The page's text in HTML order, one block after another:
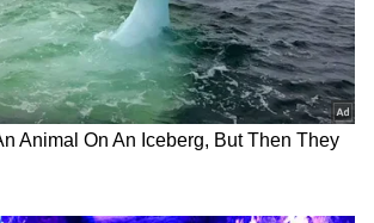
டிராபி வென்ற
– ஐபிஎல் 2024 விருது,
வென்றவர்கள் பட்டியல்!
APP